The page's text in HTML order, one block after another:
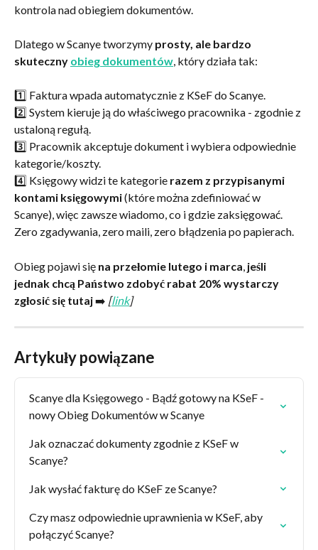
kontrola nad obiegiem dokumentów.
Dlatego w Scanye tworzymy prosty, ale bardzo
skuteczny obieg dokumentów, który działa tak:
1️⃣ Faktura wpada automatycznie z KSeF do Scanye.
2️⃣ System kieruje ją do właściwego pracownika - zgodnie z
ustaloną regułą.
3️⃣ Pracownik akceptuje dokument i wybiera odpowiednie
kategorie/koszty.
4️⃣ Księgowy widzi te kategorie razem z przypisanymi
kontami księgowymi (które można zdefiniować w
Scanye), więc zawsze wiadomo, co i gdzie zaksięgować.
Zero zgadywania, zero maili, zero błądzenia po papierach.
Obieg pojawi się na przełomie lutego i marca, jeśli
jednak chcą Państwo zdobyć rabat 20% wystarczy
zgłosić się tutaj ➡️ [link]
Artykuły powiązane
Scanye dla Księgowego - Bądź gotowy na KSeF -
nowy Obieg Dokumentów w Scanye
Jak oznaczać dokumenty zgodnie z KSeF w
Scanye?
Jak wysłać fakturę do KSeF ze Scanye?
Czy masz odpowiednie uprawnienia w KSeF, aby
połączyć Scanye?